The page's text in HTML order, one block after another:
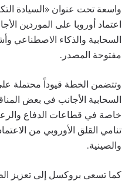
واسعة تحت عنوان «السيادة
اعتماد أوروبا على الموردين
السحابية والذكاء الاصطناعي
مفتوحة المصدر.
وتتضمن الخطة قيوداً محتملة
السحابية الأجانب في بعض
خاصة في قطاعات الدفاع
تنامي القلق الأوروبي من
والصينية.
كما تسعى بروكسل إلى تعزيز